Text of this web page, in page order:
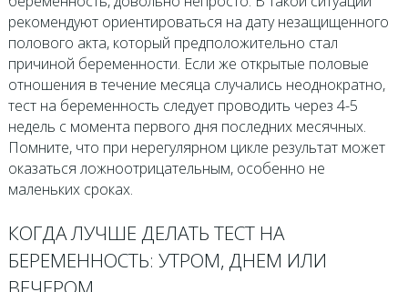
рекомендуют ориентироваться на дату незащищенного
полового акта, который предположительно стал
причиной беременности. Если же открытые половые
отношения в течение месяца случались неоднократно,
тест на беременность следует проводить через 4-5
недель с момента первого дня последних месячных.
Помните, что при нерегулярном цикле результат может
оказаться ложноотрицательным, особенно не
маленьких сроках.
КОГДА ЛУЧШЕ ДЕЛАТЬ ТЕСТ НА
БЕРЕМЕННОСТЬ: УТРОМ, ДНЕМ ИЛИ